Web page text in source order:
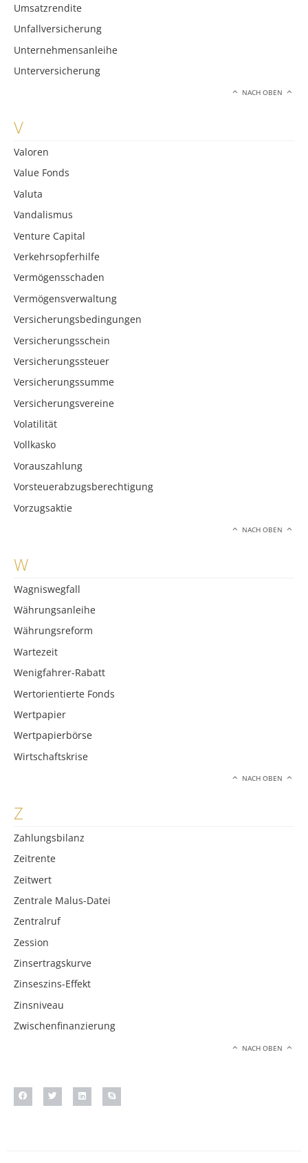
Umsatzrendite
Unfallversicherung
Unternehmensanleihe
Unterversicherung
NACH OBEN
V
Valoren
Value Fonds
Valuta
Vandalismus
Venture Capital
Verkehrsopferhilfe
Vermögensschaden
Vermögensverwaltung
Versicherungsbedingungen
Versicherungsschein
Versicherungssteuer
Versicherungssumme
Versicherungsvereine
Volatilität
Vollkasko
Vorauszahlung
Vorsteuerabzugsberechtigung
Vorzugsaktie
NACH OBEN
W
Wagniswegfall
Währungsanleihe
Währungsreform
Wartezeit
Wenigfahrer-Rabatt
Wertorientierte Fonds
Wertpapier
Wertpapierbörse
Wirtschaftskrise
NACH OBEN
Z
Zahlungsbilanz
Zeitrente
Zeitwert
Zentrale Malus-Datei
Zentralruf
Zession
Zinsertragskurve
Zinseszins-Effekt
Zinsniveau
Zwischenfinanzierung
NACH OBEN